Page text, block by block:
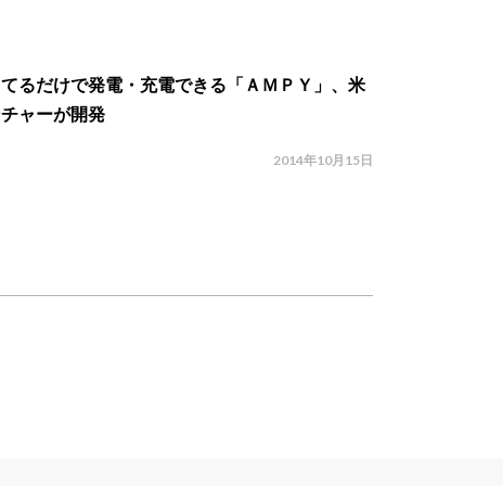
るだけで発電・充電できる「ＡＭＰＹ」、米
ャーが開発
2014年10月15日